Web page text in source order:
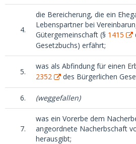
4.
die Bereicherung, die ein
Lebenspartner bei
Gütergemeinschaft (§ 1415
Gesetzbuchs) erfährt;
5.
was als Abfindung für einen
2352
des Bürgerlichen
6. (weggefallen)
7.
was ein Vorerbe dem
angeordnete Nacherbschaft
herausgibt;